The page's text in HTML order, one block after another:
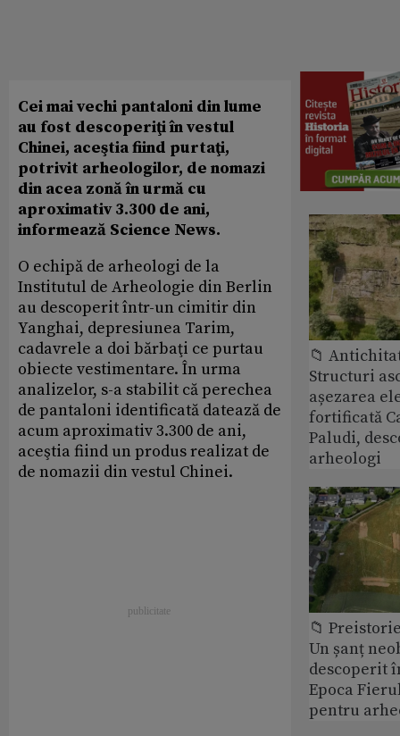
Cei mai vechi pantaloni din lume
au fost descoperiţi în vestul
Chinei, aceştia fiind purtaţi,
potrivit arheologilor, de nomazi
din acea zonă în urmă cu
aproximativ 3.300 de ani,
informează Science News.
O echipă de arheologi de la
Institutul de Arheologie din Berlin
au descoperit într-un cimitir din
Yanghai, depresiunea Tarim,
cadavrele a doi bărbaţi ce purtau
obiecte vestimentare. În urma
analizelor, s-a stabilit că perechea
de pantaloni identificată datează de
acum aproximativ 3.300 de ani,
aceştia fiind un produs realizat de
de nomazii din vestul Chinei.
📁
Structuri
așezarea
fortificată
Paludi,
arheologi
📁
Un șanț
descoperit
Epoca
pentru